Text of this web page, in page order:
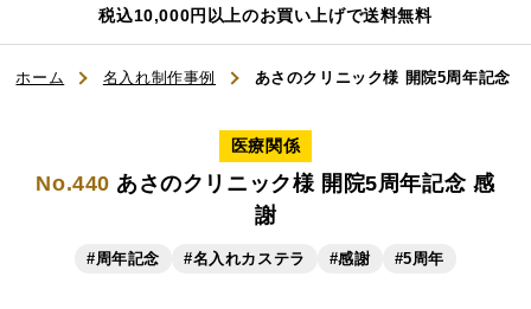
よくある質問
お知らせ
税込10,000円以上のお買い上げで送料無料
ホーム 名入れ制作事例 あさのクリニック様 開院5周年記念
医療関係
No.440 あさのクリニック様 開院5周年記念 感
謝
#周年記念 #名入れカステラ #感謝 #5周年